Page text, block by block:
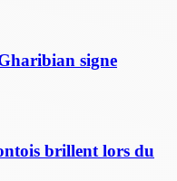
signe
brillent lors du